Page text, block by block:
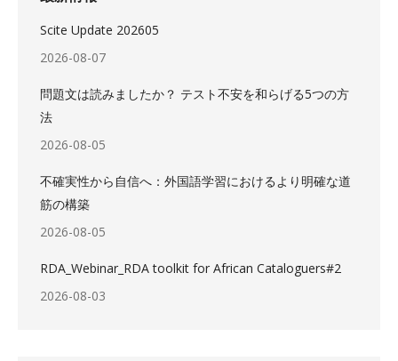
Scite Update 202605
2026-08-07
問題文は読みましたか？ テスト不安を和らげる5つの方
法
2026-08-05
不確実性から自信へ：外国語学習におけるより明確な道
筋の構築
2026-08-05
RDA_Webinar_RDA toolkit for African Cataloguers#2
2026-08-03